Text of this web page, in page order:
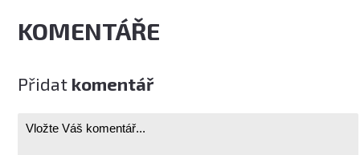
KOMENTÁŘE
Přidat komentář